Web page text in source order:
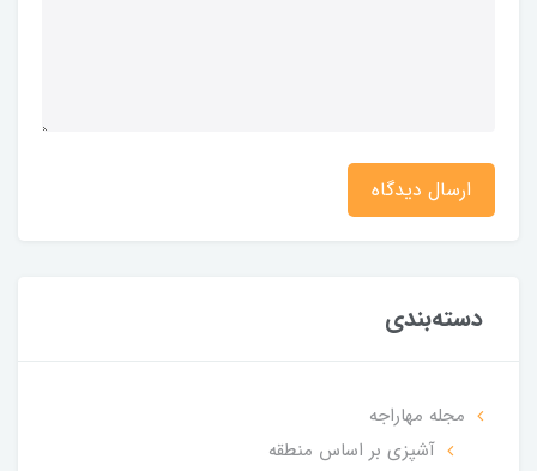
ارسال دیدگاه
دسته‌بندی
مجله مهاراجه
آشپزی بر اساس منطقه